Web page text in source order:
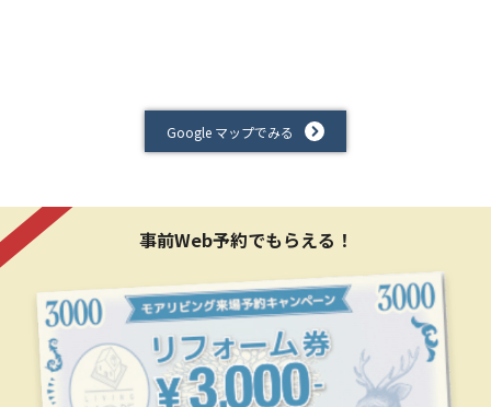
Google マップでみる
事前Web予約でもらえる！